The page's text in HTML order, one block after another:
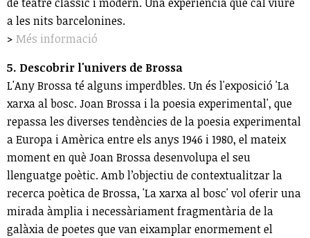
a les nits barcelonines.
> Més informació
5. Descobrir l'univers de Brossa
L'Any Brossa té alguns imperdbles. Un és l'exposició 'La
xarxa al bosc. Joan Brossa i la poesia experimental', que
repassa les diverses tendències de la poesia experimental
a Europa i Amèrica entre els anys 1946 i 1980, el mateix
moment en què Joan Brossa desenvolupa el seu
llenguatge poètic. Amb l’objectiu de contextualitzar la
recerca poètica de Brossa, 'La xarxa al bosc' vol oferir una
mirada àmplia i necessàriament fragmentària de la
galàxia de poetes que van eixamplar enormement el